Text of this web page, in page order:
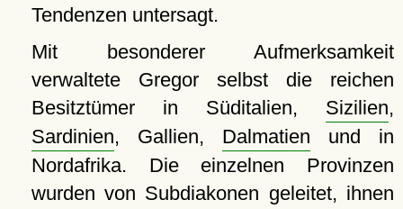
Tendenzen untersagt.
Mit besonderer Aufmerksamkeit
verwaltete Gregor selbst die reichen
Besitztümer in Süditalien, Sizilien,
Sardinien, Gallien, Dalmatien und in
Nordafrika. Die einzelnen Provinzen
wurden von Subdiakonen geleitet, ihnen